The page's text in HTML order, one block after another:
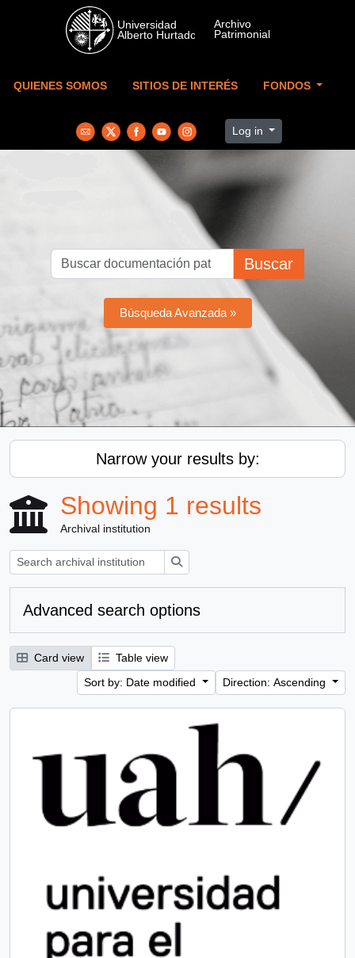
Skip to main content
QUIENES SOMOS SITIOS DE INTERÉS FONDOS
Log in
Buscar
Búsqueda Avanzada »
Narrow your results by:
Showing 1 results
Archival institution
Advanced search options
Card view
Table view
Sort by: Date modified
Direction: Ascending